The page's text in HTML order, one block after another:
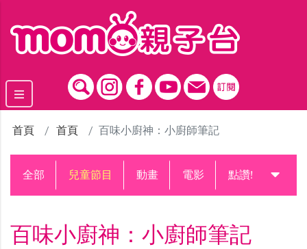
首頁 首頁 百味小廚神：小廚師筆記
全部 兒童節目 動畫 電影 點讚!升級中
百味小廚神：小廚師筆記